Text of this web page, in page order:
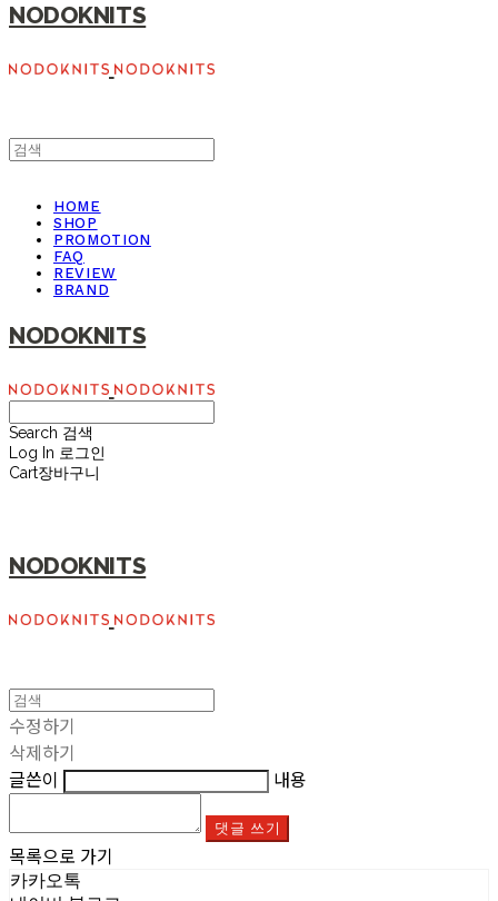
NODOKNITS
HOME
SHOP
PROMOTION
FAQ
REVIEW
BRAND
NODOKNITS
Search 검색
Log In 로그인
Cart장바구니
NODOKNITS
수정하기
삭제하기
글쓴이
내용
댓글 쓰기
목록으로 가기
카카오톡